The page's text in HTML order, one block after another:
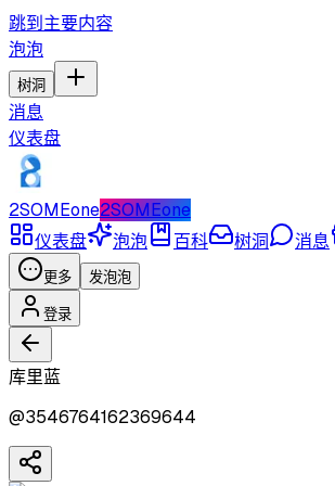
跳到主要内容
泡泡
树洞
消息
仪表盘
2SOMEone2SOMEone
仪表盘
泡泡 百科 树洞 消息
更多 发泡泡
登录
库里蓝
@3546764162369644